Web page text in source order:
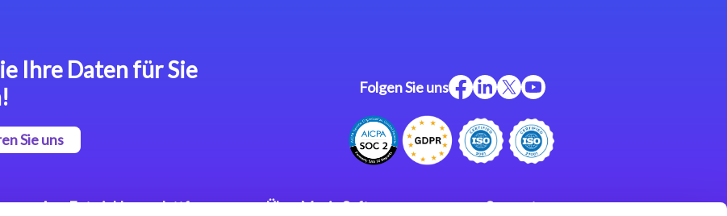
Ihre Daten für Sie
Sie uns
Folgen Sie uns
App Entwicklungsplattform
Über Magic Software
Support